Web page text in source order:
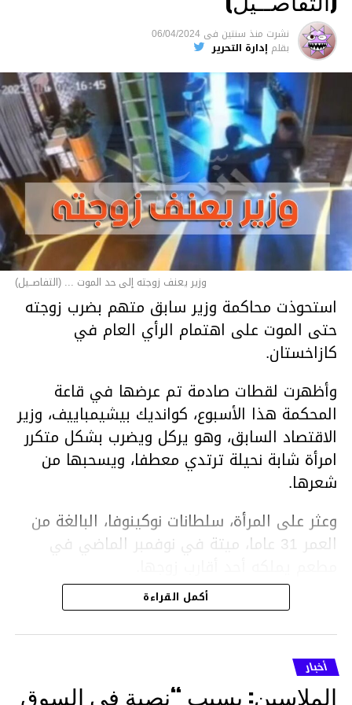
نشرت منذ سنتين فى 06/04/2024
بقلم إدارة التحرير
وزير يعنف زوجته إلى حد الموت ... (التفاصــيل)
استحوذت محاكمة وزير سابق متهم بضرب زوجته
حتى الموت على اهتمام الرأي العام في
كازاخستان.
وأظهرت لقطات صادمة تم عرضها في قاعة
المحكمة هذا الأسبوع، كوانديك بيشيمباييف، وزير
الاقتصاد السابق، وهو يركل ويضرب بشكل متكرر
امرأة شابة نحيلة ترتدي معطفا، ويسحبها من
شعرها.
وعثر على المرأة، سلطانات نوكينوفا، البالغة من
العمر 31 عاما، ميتة في نوفمبر الماضي في
ووفقا لتقرير الطبيب الشرعي، توفيت نوكينوفا
متأثرة بصدمة في الدماغ، وكانت إحدى عظام
أنفها مكسورة وكانت هناك كدمات متعددة على
وجهها ورأسها وذراعيها ويديها.
أكمل القراءة
أخبار
الملاسين: بسبب “نصبة في السوق